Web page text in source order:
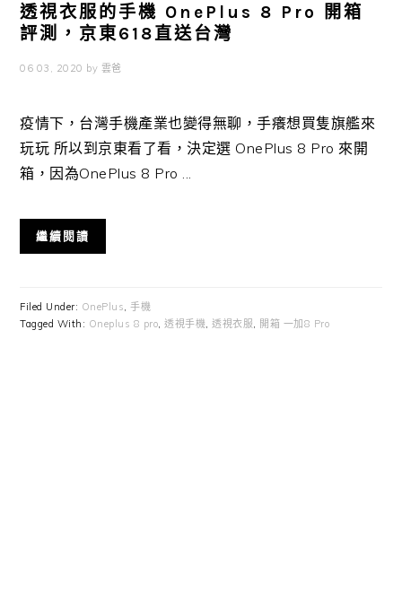
透視衣服的手機 OnePlus 8 Pro 開箱
評測，京東618直送台灣
06 03, 2020 by 雲爸
疫情下，台灣手機產業也變得無聊，手癢想買隻旗艦來
玩玩 所以到京東看了看，決定選 OnePlus 8 Pro 來開
箱，因為OnePlus 8 Pro ...
繼續閱讀
Filed Under: OnePlus,手機
Tagged With: Oneplus 8 pro,透視手機,透視衣服, 開箱 一加8 Pro